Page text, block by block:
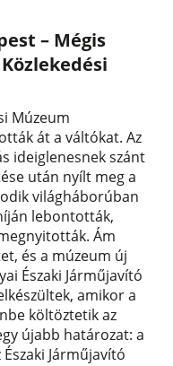
– Mégis
Múzeum
át a váltókat. Az
ideiglenesnek szánt
után nyílt meg a
világháborúban
lebontották,
Ám
és a múzeum új
Északi Járműjavító
amikor a
költöztetik az
újabb határozat: a
Járműjavító